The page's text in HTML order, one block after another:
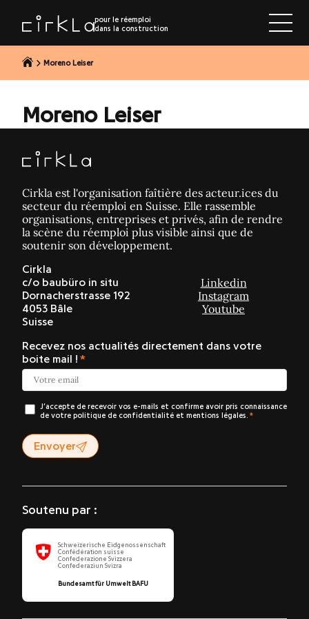
contenu
pour le réemploi
dans la construction
Moreno Leiser
Moreno Leiser
Cirkla est l'organisation faîtière des acteur.ices du
secteur du réemploi en Suisse. Elle rassemble
organisations, entreprises et privés, afin de rendre
la scène du réemploi plus visible ainsi que de
soutenir son développement.
Cirkla
c/o baubüro in situ
Dornacherstrasse 192
4053 Bâle
Suisse
Linkedin
Instagram
Youtube
Recevez nos actualités directement dans votre
boite mail !
J’accepte de recevoir vos e-mails et confirme avoir pris connaissance
de votre politique de confidentialité et mentions légales.
Envoyer
Soutenu par :
Schweizerische Eidgenossenschaft
Confédération suisse
Confederazione Svizzera
Confederaziun Svizra
Bundesamt für Umwelt BAFU